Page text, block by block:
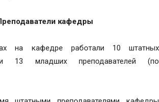
кафедры
на кафедре работали 10 штатных
и 13 младших преподавателей (по